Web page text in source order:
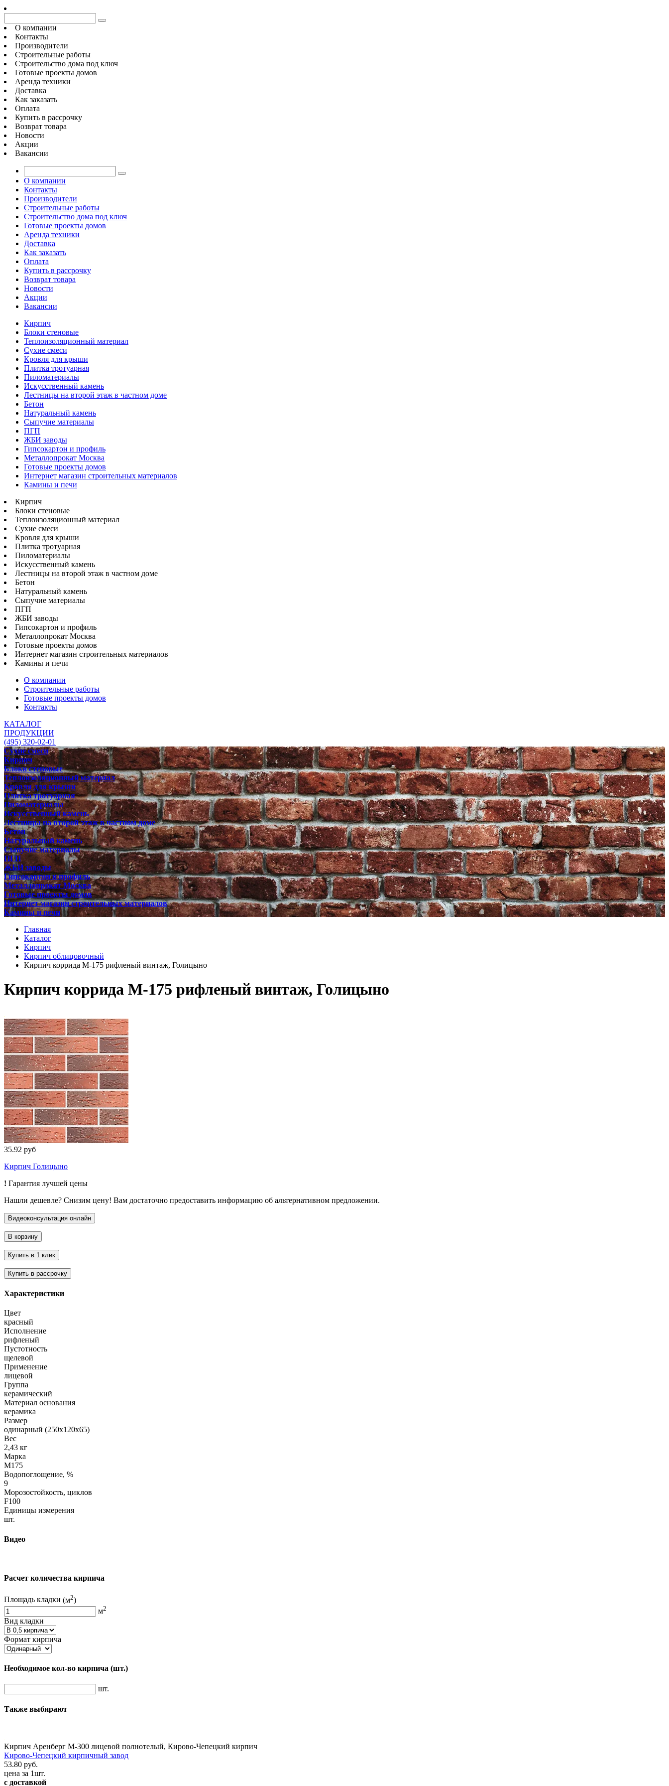
О компании
Контакты
Производители
Строительные работы
Строительство дома под ключ
Готовые проекты домов
Аренда техники
Доставка
Как заказать
Оплата
Купить в рассрочку
Возврат товара
Новости
Акции
Вакансии
О компании
Контакты
Производители
Строительные работы
Строительство дома под ключ
Готовые проекты домов
Аренда техники
Доставка
Как заказать
Оплата
Купить в рассрочку
Возврат товара
Новости
Акции
Вакансии
Кирпич
Блоки стеновые
Теплоизоляционный материал
Сухие смеси
Кровля для крыши
Плитка тротуарная
Пиломатериалы
Искусственный камень
Лестницы на второй этаж в частном доме
Бетон
Натуральный камень
Сыпучие материалы
ПГП
ЖБИ заводы
Гипсокартон и профиль
Металлопрокат Москва
Готовые проекты домов
Интернет магазин строительных материалов
Камины и печи
Кирпич
Блоки стеновые
Теплоизоляционный материал
Сухие смеси
Кровля для крыши
Плитка тротуарная
Пиломатериалы
Искусственный камень
Лестницы на второй этаж в частном доме
Бетон
Натуральный камень
Сыпучие материалы
ПГП
ЖБИ заводы
Гипсокартон и профиль
Металлопрокат Москва
Готовые проекты домов
Интернет магазин строительных материалов
Камины и печи
О компании
Строительные работы
Готовые проекты домов
Контакты
КАТАЛОГ
ПРОДУКЦИИ
(495) 320-02-01
Сухие смеси
Кирпич
Блоки стеновые
Теплоизоляционный материал
Кровля для крыши
Плитка тротуарная
Пиломатериалы
Искусственный камень
Лестницы на второй этаж в частном доме
Бетон
Натуральный камень
Сыпучие материалы
ПГП
ЖБИ заводы
Гипсокартон и профиль
Металлопрокат Москва
Готовые проекты домов
Интернет магазин строительных материалов
Камины и печи
Главная
Каталог
Кирпич
Кирпич облицовочный
Кирпич коррида М-175 рифленый винтаж, Голицыно
Кирпич коррида М-175 рифленый винтаж, Голицыно
35.92 руб
Кирпич Голицыно
! Гарантия лучшей цены
Нашли дешевле? Снизим цену! Вам достаточно предоставить информацию об альтернативном предложении.
Характеристики
Цвет
красный
Исполнение
рифленый
Пустотность
щелевой
Применение
лицевой
Группа
керамический
Материал основания
керамика
Размер
одинарный (250х120х65)
Вес
2,43 кг
Марка
М175
Водопоглощение, %
9
Морозостойкость, циклов
F100
Единицы измерения
шт.
Видео
Расчет количества кирпича
Площадь кладки (м2)
м2
Вид кладки
Формат кирпича
Необходимое кол-во кирпича (шт.)
шт.
Также выбирают
Кирпич Аренберг М-300 лицевой полнотелый, Кирово-Чепецкий кирпич
Кирово-Чепецкий кирпичный завод
53.80 руб.
цена за 1шт.
с доставкой